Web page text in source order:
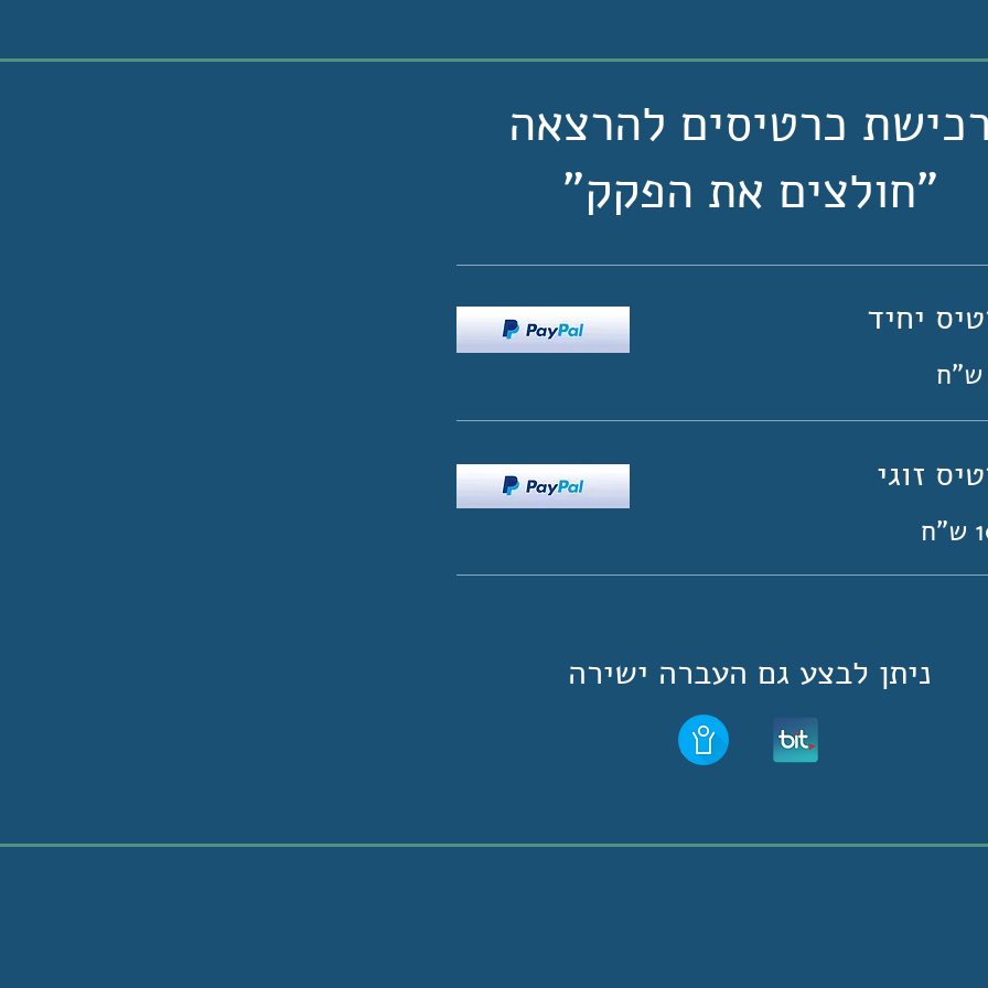
יחיד
זוגי
ניתן לבצע גם העברה ישירה
רכישת כרטיסים להרצאה
"חולצים את הפקק"